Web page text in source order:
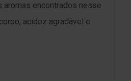
aromas encontrados nesse
acidez agradável e